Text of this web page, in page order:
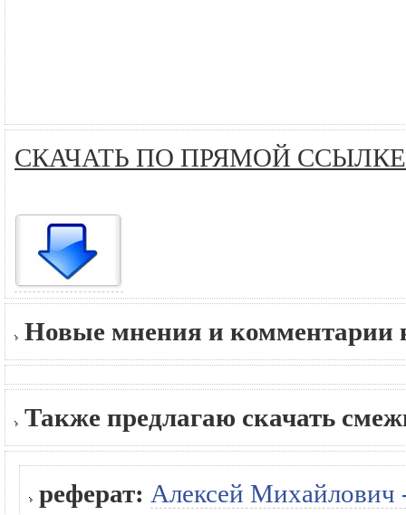
СКАЧАТЬ ПО ПРЯМОЙ ССЫЛКЕ
Новые мнения и комментарии
Также предлагаю скачать
реферат: Алексей Михайлович